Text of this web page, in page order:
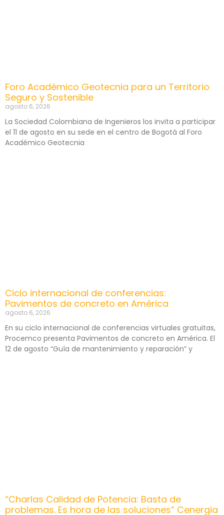
Foro Académico Geotecnia para un Territorio
Seguro y Sostenible
agosto 6, 2026
La Sociedad Colombiana de Ingenieros los invita a participar
el 11 de agosto en su sede en el centro de Bogotá al Foro
Académico Geotecnia
Ciclo internacional de conferencias:
Pavimentos de concreto en América
agosto 6, 2026
En su ciclo internacional de conferencias virtuales gratuitas,
Procemco presenta Pavimentos de concreto en América. El
12 de agosto “Guía de mantenimiento y reparación” y
“Charlas Calidad de Potencia: Basta de
problemas. Es hora de las soluciones” Cenergia